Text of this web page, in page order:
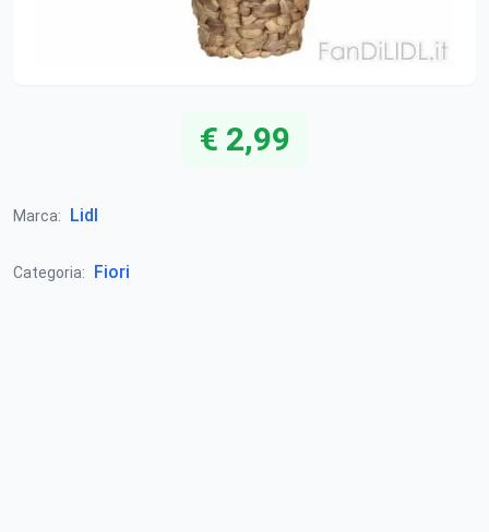
€ 2,99
Marca: Lidl
Categoria: Fiori